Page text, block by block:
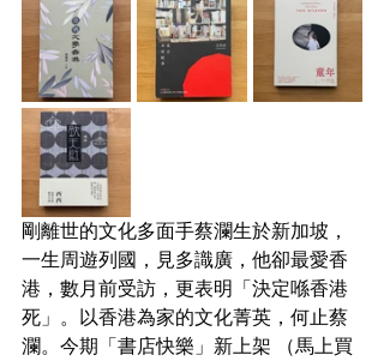
剛離世的文化多面手蔡瀾生於新加坡，
一生周遊列國，見多識廣，他卻最愛香
港，數月前受訪，更表明「決定喺香港
死」。以香港為家的文化菁英，何止蔡
瀾。今期「書店快樂」新上架 （馬上買